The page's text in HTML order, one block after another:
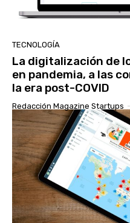
TECNOLOGÍA
La digitalización de
en pandemia, a las
la era post-COVID
Redacción Magazine Startups -